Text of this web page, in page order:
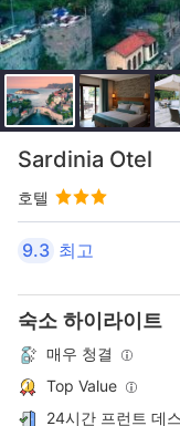
Sardinia Otel
호텔
9.3 최고
숙소 하이라이트
매우 청결
Top Value
24시간 프런트 데